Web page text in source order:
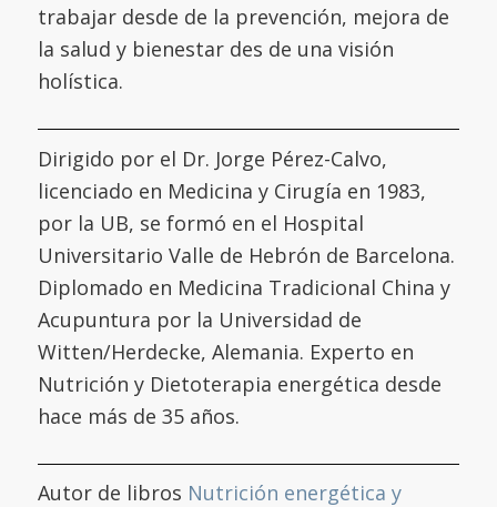
trabajar desde de la prevención, mejora de
la salud y bienestar des de una visión
holística.
Dirigido por el Dr. Jorge Pérez-Calvo,
licenciado en Medicina y Cirugía en 1983,
por la UB, se formó en el Hospital
Universitario Valle de Hebrón de Barcelona.
Diplomado en Medicina Tradicional China y
Acupuntura por la Universidad de
Witten/Herdecke, Alemania. Experto en
Nutrición y Dietoterapia energética desde
hace más de 35 años.
Autor de libros Nutrición energética y